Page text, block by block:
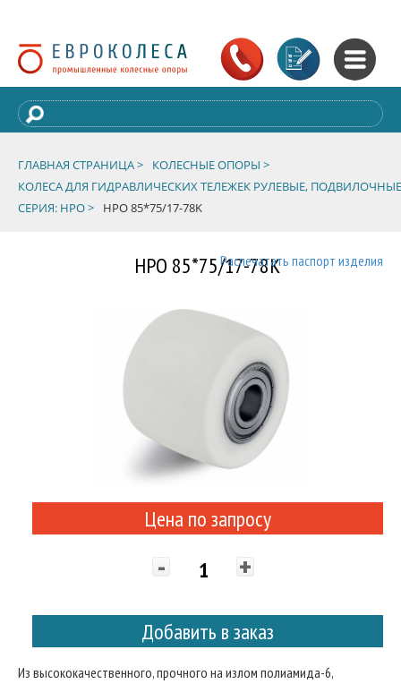
ГЛАВНАЯ СТРАНИЦА >
КОЛЕСНЫЕ ОПОРЫ >
КОЛЕСА ДЛЯ ГИДРАВЛИЧЕСКИХ ТЕЛЕЖЕК РУЛЕВЫЕ,
СЕРИЯ: HPO >
HPO 85*75/17-78K
HPO 85*75/17-78KРаспечатать паспорт изделия
Цена по запросу
- +
Добавить в заказ
Из высококачественного, прочного на излом полиамида-6,